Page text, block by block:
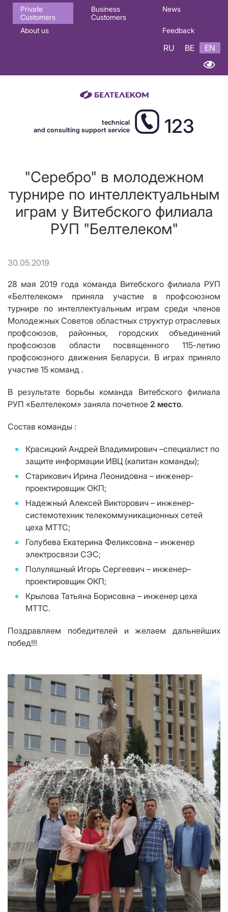
Основная
навигация
Private
Customers
Business
Customers
News
About us Feedback
RU BE EN
technical
and consulting support service
123
"Серебро" в молодежном
турнире по интеллектуальным
играм у Витебского филиала
РУП "Белтелеком"
30.05.2019
28 мая 2019 года команда Витебского филиала РУП
«Белтелеком» приняла участие в профсоюзном
турнире по интеллектуальным играм среди членов
Молодежных Советов областных структур отраслевых
профсоюзов, районных, городских объединений
профсоюзов области посвященного 115-летию
профсоюзного движения Беларуси. В играх приняло
участие 15 команд .
В результате борьбы команда Витебского филиала
РУП «Белтелеком» заняла почетное 2 место.
Состав команды :
Красицкий Андрей Владимирович –специалист по
защите информации ИВЦ (капитан команды);
Старикович Ирина Леонидовна – инженер-
проектировщик ОКП;
Надежный Алексей Викторович – инженер-
системотехник телекоммуникационных сетей
цеха МТТС;
Голубева Екатерина Феликсовна – инженер
электросвязи СЭС;
Полуляшный Игорь Сергеевич – инженер–
проектировщик ОКП;
Крылова Татьяна Борисовна – инженер цеха
МТТС.
Поздравляем победителей и желаем дальнейших
побед!!!